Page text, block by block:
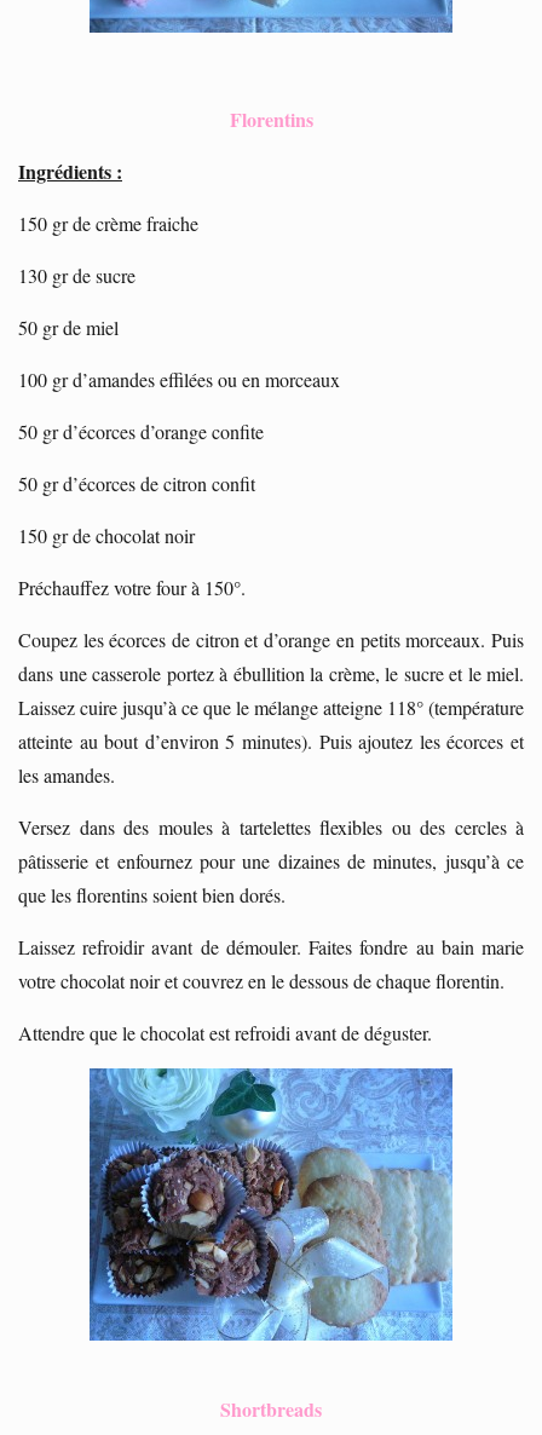
Florentins
Ingrédients :
150 gr de crème fraiche
130 gr de sucre
50 gr de miel
100 gr d’amandes effilées ou en morceaux
50 gr d’écorces d’orange confite
50 gr d’écorces de citron confit
150 gr de chocolat noir
Préchauffez votre four à 150°.
Coupez les écorces de citron et d’orange en petits morceaux. Puis
dans une casserole portez à ébullition la crème, le sucre et le miel.
Laissez cuire jusqu’à ce que le mélange atteigne 118° (température
atteinte au bout d’environ 5 minutes). Puis ajoutez les écorces et
les amandes.
Versez dans des moules à tartelettes flexibles ou des cercles à
pâtisserie et enfournez pour une dizaines de minutes, jusqu’à ce
que les florentins soient bien dorés.
Laissez refroidir avant de démouler. Faites fondre au bain marie
votre chocolat noir et couvrez en le dessous de chaque florentin.
Attendre que le chocolat est refroidi avant de déguster.
Shortbreads